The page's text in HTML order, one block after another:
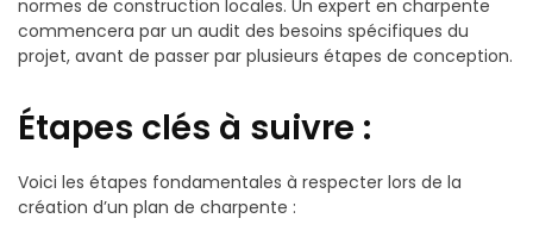
normes de construction locales. Un expert en charpente
commencera par un audit des besoins spécifiques du
projet, avant de passer par plusieurs étapes de conception.
Étapes clés à suivre :
Voici les étapes fondamentales à respecter lors de la
création d’un plan de charpente :